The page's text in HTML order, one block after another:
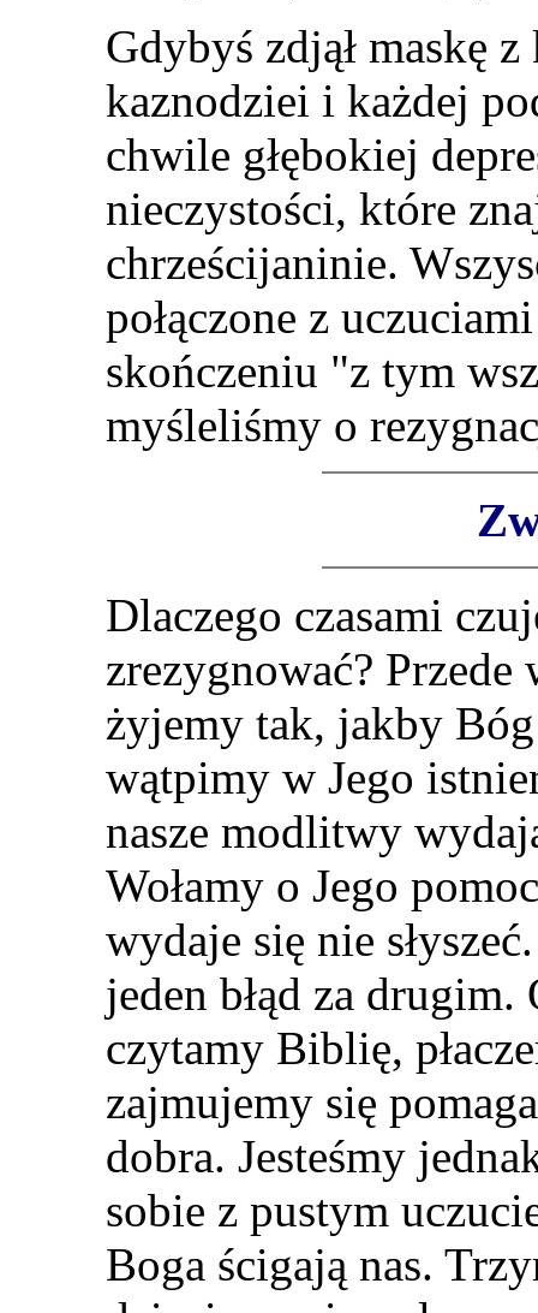
Gdybyś zdjął maskę
kaznodziei i każdej
chwile głębokiej
nieczystości, które
chrześcijaninie.
połączone z
skończeniu "z tym
myśleliśmy o
Dlaczego czasami
zrezygnować?
żyjemy tak, jakby
wątpimy w Jego
nasze modlitwy
Wołamy o Jego
wydaje się nie
jeden błąd za
czytamy Biblię,
zajmujemy się
dobra. Jesteśmy
sobie z pustym
Boga ścigają nas.